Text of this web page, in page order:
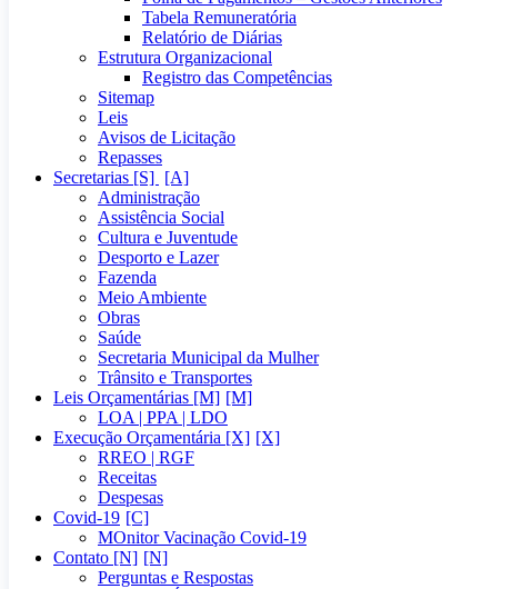
Tabela Remuneratória
Relatório de Diárias
Estrutura Organizacional
Registro das Competências
Sitemap
Leis
Avisos de Licitação
Repasses
Secretarias [S]
Administração
Assistência Social
Cultura e Juventude
Desporto e Lazer
Fazenda
Meio Ambiente
Obras
Saúde
Secretaria Municipal da Mulher
Trânsito e Transportes
Leis Orçamentárias [M]
LOA | PPA | LDO
Execução Orçamentária [X]
RREO | RGF
Receitas
Despesas
Covid-19
MOnitor Vacinação Covid-19
Contato [N]
Perguntas e Respostas